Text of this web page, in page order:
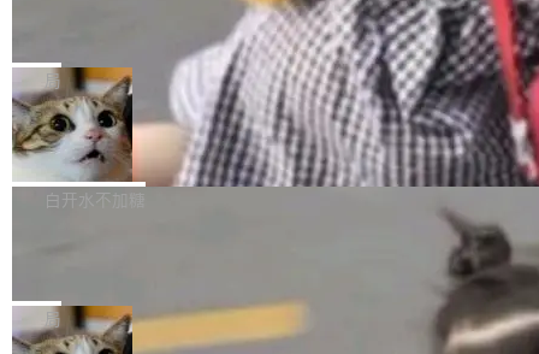
录全贴了出来。 他发错人了 苹果外部律师 Gabr
iel Gross 来自 Weil 律所，2 月 23 日下午 5:53
给 OpenAI 总法律顾问 Che Chang 发了封邮
件，附了一封长信，要求 OpenAI 配合调查前苹
果员工带走机密信...
这是目前市面上唯一支持平板接入WorkBuddy P
C版的产品，搭载“人机双写”重磅功能——你写
你的，AI写AI的，同屏协作互不干扰。一句话让
AI帮你干活，现在开启全新体验！ 温馨提示：
体验WorkBuddy鸿蒙PC版前，请将 HUAWEI M
atePad Edge 升级至 HarmonyOS 6.1.0.135S
P9 patch03及以上版本。 *升级路径：设置 > 搜
FFmpeg 9.0 发布：代号“Lei”，以此纪
全球知名开源多媒体框架 FFmpeg 今天正式发
布了 9.0 版本。这个版本除了带来新一代音视频
处理能力和硬件加速支持之外，还有一个特殊之
处：FFmpeg 9.0 的代号是“Lei”。 这个名字，
来自中国开发者雷霄骅（Lei Xiaohua）。 对于
很多中国音视频开发者而言，这个名字并不陌
“启蒙老师”。 而今年，恰好是雷霄骅离世十周
年。FFmpeg 社区最终选择用一个大版本的名
局
亚马逊成本失控：AI 写代码烧掉 1215
万元，超预算 860%
外媒近日曝光了亚马逊的多份内部报告显示，AI
导致公司在多个项目上超支。《金融时报》报道
编写程序，目标是完成电商平台作者信息与商品
列表的数据匹配 —— 一项常规的数据处理任
白开水不加糖
e CEO Clément Delangue 在 CNBC 的采访里
没有拐弯抹角。他说中国正在赢得 AI 竞赛，而
局